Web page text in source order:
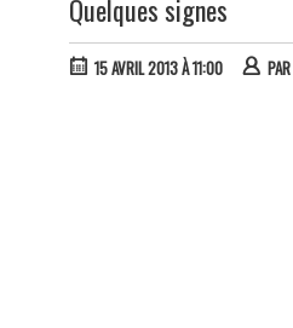
Quelques signes
15 AVRIL 2013 À 11:00 PAR